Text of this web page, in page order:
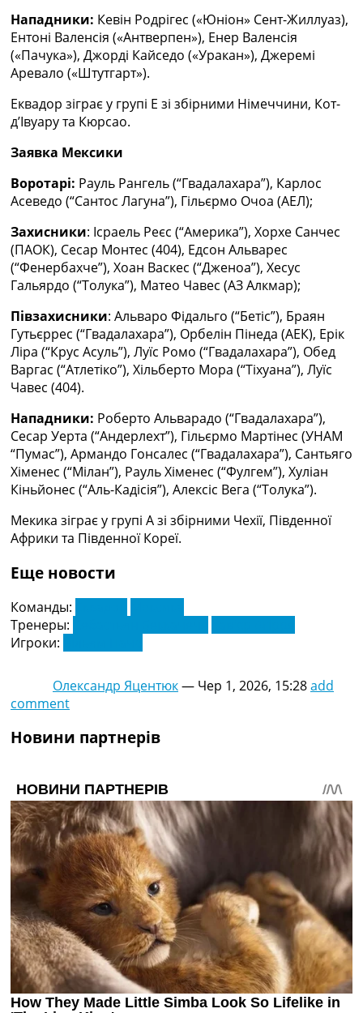
Ще Турніри >>>
Таблиці
Чемпіонат Світу. Турнирні таблиці
Таблиця УПЛ
Перша Ліга
Таблиця АПЛ
Таблиця Ла Ліги
Таблиця Ліги Чемпіонів
Рейтинги
Рейтинг країн УЄФА
Рейтинг ФІФА
Телепрограма
Нападники: Кевін Родрігес («Юніон» Сент-Жиллуаз),
Ентоні Валенсія («Антверпен»), Енер Валенсія
(«Пачука»), Джорді Кайседо («Уракан»), Джеремі
Аревало («Штутгарт»).
Еквадор зіграє у групі Е зі збірними Німеччини, Кот-
д’Івуару та Кюрсао.
Заявка Мексики
Воротарі: Рауль Рангель (“Гвадалахара”), Карлос
Асеведо (“Сантос Лагуна”), Гільєрмо Очоа (АЕЛ);
Захисники: Ісраель Реєс (“Америка”), Хорхе Санчес
(ПАОК), Сесар Монтес (404), Едсон Альварес
(“Фенербахче”), Хоан Васкес (“Дженоа”), Хесус
Гальярдо (“Толука”), Матео Чавес (АЗ Алкмар);
Півзахисники: Альваро Фідальго (“Бетіс”), Браян
Гутьєррес (“Гвадалахара”), Орбелін Пінеда (АЕК), Ерік
Ліра (“Крус Асуль”), Луїс Ромо (“Гвадалахара”), Обед
Варгас (“Атлетіко”), Хільберто Мора (“Тіхуана”), Луїс
Чавес (404).
Нападники: Роберто Альварадо (“Гвадалахара”),
Сесар Уерта (“Андерлехт”), Гільєрмо Мартінес (УНАМ
“Пумас”), Армандо Гонсалес (“Гвадалахара”), Сантьяго
Хіменес (“Мілан”), Рауль Хіменес (“Фулгем”), Хуліан
Кіньйонес (“Аль-Кадісія”), Алексіс Вега (“Толука”).
Мекика зіграє у групі А зі збірними Чехії, Південної
Африки та Південної Кореї.
Еще новости
Команды:
Тренеры:
Игроки:
Олександр Яцентюк— Чер 1, 2026, 15:28add
comment
Новини партнерів